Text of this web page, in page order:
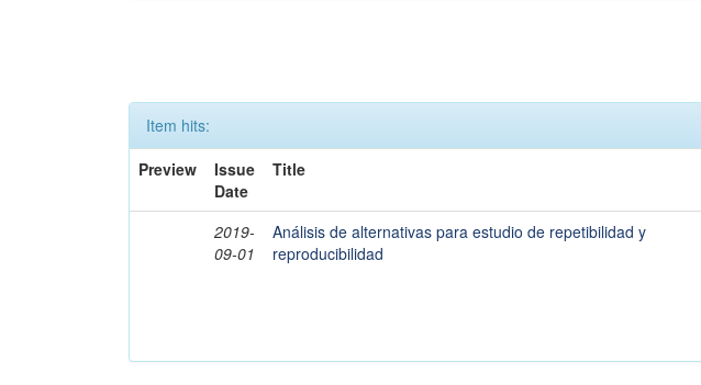
Item hits:
Preview
Issue
Date
Title
2019-
09-01
Análisis de alternativas para estudio de repetibilidad y
reproducibilidad